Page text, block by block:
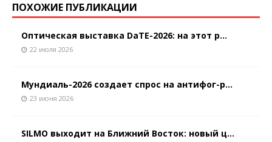
ПОХОЖИЕ ПУБЛИКАЦИИ
Оптическая выставка DaTE-2026: на этот р...
22 июля 2026
Мундиаль-2026 создает спрос на антифог-р...
23 июня 2026
SILMO выходит на Ближний Восток: новый ц...